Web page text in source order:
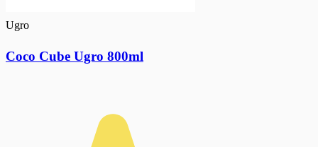
Ugro
Coco Cube Ugro 800ml